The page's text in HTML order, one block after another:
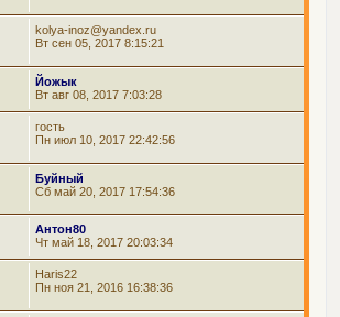
kolya-inoz@yandex.ru
Вт сен 05, 2017 8:15:21
Йожык
Вт авг 08, 2017 7:03:28
гость
Пн июл 10, 2017 22:42:56
Буйный
Сб май 20, 2017 17:54:36
Антон80
Чт май 18, 2017 20:03:34
Haris22
Пн ноя 21, 2016 16:38:36